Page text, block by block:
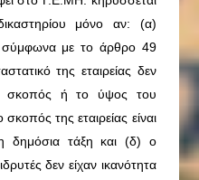
μόνο αν: (α)
σύμφωνα με το άρθρο 49
της εταιρείας δεν
σκοπός ή το ύψος του
της εταιρείας είναι
δημόσια τάξη και (δ) ο
δεν είχαν ικανότητα